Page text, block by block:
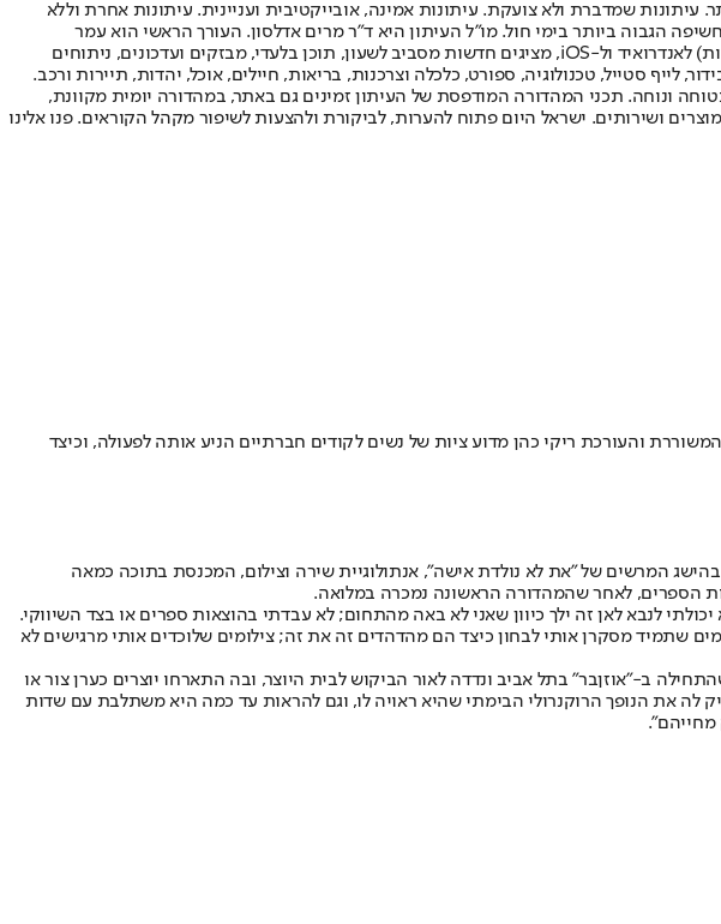
עיתונות שמדברת ולא צועקת. עיתונות אמינה, אובייקטיבית ועניינית. עיתונות אחרת וללא
היום" לעיתון הישראלי בעל שיעור החשיפה הגבוה ביותר בימי חול. מו"ל העיתון היא ד"ר מרים אדלסון. העורך הראשי הוא עמר
לחמנוביץ, והעורך המייסד הוא עמוס רגב. אתרי האינטרנט של "ישראל היום" בעברית ובאנגלית, כמו כן היישומונים (אפליקציות) לאנדרואיד ול-iOS, מציגים חדשות מסביב לשעון, תוכן בלעדי, מבזקים ועדכונים, ניתוחים
לייף סטייל, טכנולוגיה, ספורט, כלכלה וצרכנות, בריאות, חיילים, אוכל, יהדות, תיירות ורכב.
ונוחה. תכני המהדורה המודפסת של העיתון זמינים גם באתר, במהדורה יומית מקוונת,
ושירותים. ישראל היום פתוח להערות, לביקורת ולהצעות לשיפור מקהל הקוראים. פנו אלינו
והעורכת ריקי כהן מדוע ציות של נשים לקודים חברתיים הניע אותה לפעולה, וכיצד
בהישג המרשים של "את לא נולדת אישה", אנתולוגיית שירה וצילום, המכנסת בתוכה כמאה
לנבא לאן זה ילך כיוון שאני לא באה מהתחום; לא עבדתי בהוצאות ספרים או בצד השיווקי.
שתמיד מסקרן אותי לבחון כיצד הם מהדהדים זה את זה; צילומים שלוכדים אותי מרגישים לא
בעבר בשילוב בין שירה וצילום ב"שירה בלילה", סדרת ערבים שאצרה יחד עם המשוררת טל ניצן החל מ-2013 שהתחילה ב-"אוזןבר" בתל אביב ונדדה לאור הביקוש לבית היוצר, ובה התארחו יוצרים כערן צור או
לה את הנופך הרוקנרולי הבימתי שהיא ראויה לו, וגם להראות עד כמה היא משתלבת עם שדות
מחייהם".